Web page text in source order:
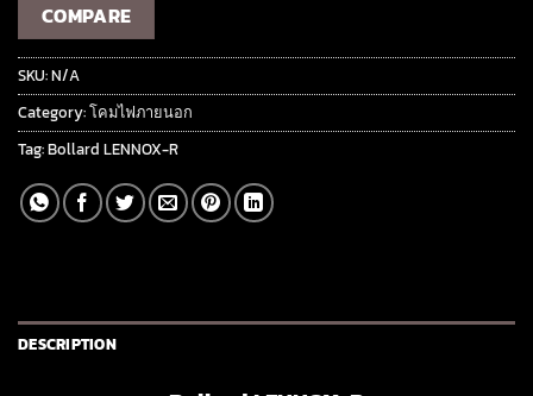
COMPARE
SKU:N/A
Category:โคมไฟภายนอก
Tag:Bollard LENNOX-R
DESCRIPTION